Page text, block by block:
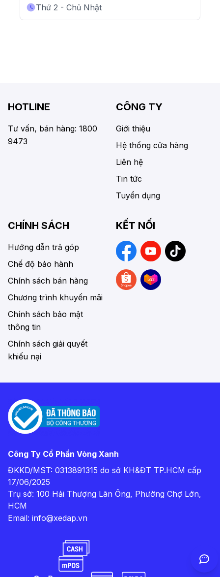
Thứ 2 - Chủ Nhật
HOTLINE
Tư vấn, bán hàng: 1800
9473
CÔNG TY
Giới thiệu
Hệ thống cửa hàng
Liên hệ
Tin tức
Tuyển dụng
CHÍNH SÁCH
Hướng dẫn trả góp
Chế độ bảo hành
Chính sách bán hàng
Chương trình khuyến mãi
Chính sách bảo mật
thông tin
Chính sách giải quyết
khiếu nại
KẾT NỐI
Công Ty Cổ Phần Vòng Xanh
ĐKKD/MST: 0313891315 do sở KH&ĐT TP.HCM cấp
17/06/2025
Trụ sở: 100 Hải Thượng Lãn Ông, Phường Chợ Lớn,
HCM
Email: info@xedap.vn